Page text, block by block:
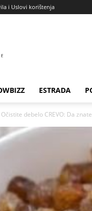
i Uslovi korištenja
ESTRADA
Očistite debelo CREVO: Da